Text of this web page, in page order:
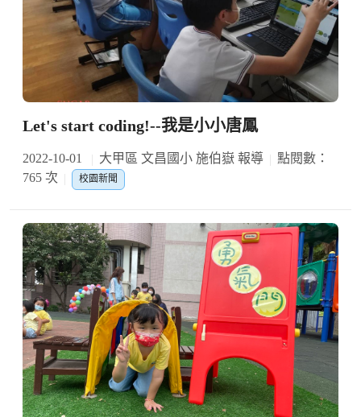
Let's start coding!--我是小小唐鳳
2022-10-01 大甲區 文昌國小 施伯嶽 報導
點閱數：
765 次
校園新聞